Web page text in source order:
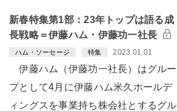
新春特集第1部：23年トップは語る成
長戦略＝伊藤ハム・伊藤功一社長
ハム・ソーセージ 特集 2023.01.01
伊藤ハム（伊藤功一社長）はグルー
プとして4月に伊藤ハム米久ホールデ
ィングスを事業持ち株会社とするグル